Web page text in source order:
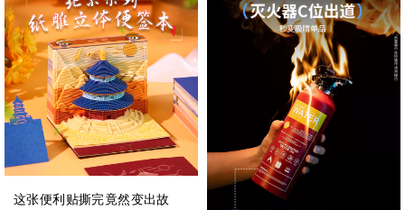
这张便利贴撕完竟然变出故